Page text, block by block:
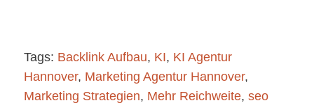
Tags: Backlink Aufbau, KI, KI Agentur
Hannover, Marketing Agentur Hannover,
Marketing Strategien, Mehr Reichweite, seo